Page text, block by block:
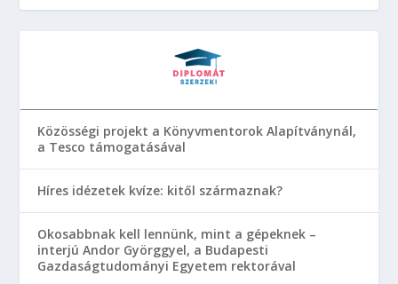
Közösségi projekt a Könyvmentorok Alapítványnál,
a Tesco támogatásával
Híres idézetek kvíze: kitől származnak?
Okosabbnak kell lennünk, mint a gépeknek –
interjú Andor Györggyel, a Budapesti
Gazdaságtudományi Egyetem rektorával